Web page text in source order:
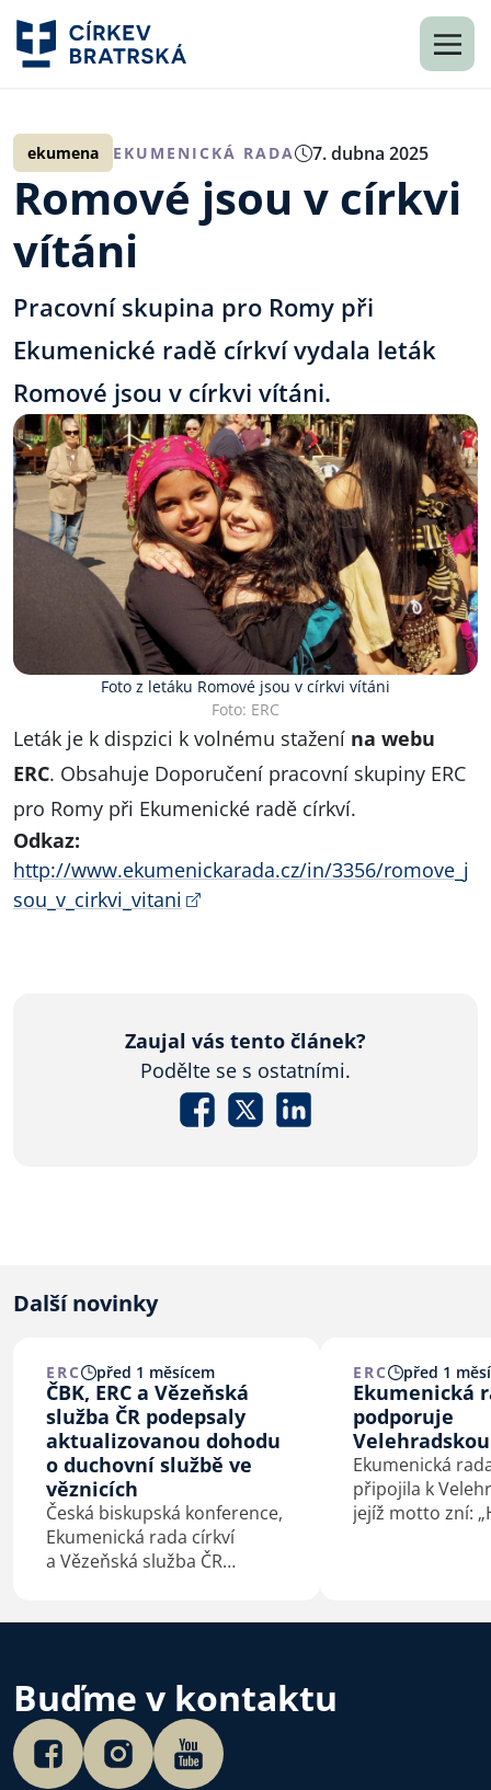
ekumena EKUMENICKÁ RADA 7. dubna 2025
Romové jsou v církvi
vítáni
Pracovní skupina pro Romy při
Ekumenické radě církví vydala leták
Romové jsou v církvi vítáni.
Foto z letáku Romové jsou v církvi vítáni
Foto: ERC
Leták je k dispzici k volnému stažení na webu
ERC. Obsahuje Doporučení pracovní skupiny ERC
pro Romy při Ekumenické radě církví.
Odkaz:
http://www.ekumenickarada.cz/in/3356/romove_j
sou_v_cirkvi_vitani
Zaujal vás tento článek?
Podělte se s ostatními.
Další novinky
ERC před 1 měsícem
ČBK, ERC a Vězeňská
služba ČR podepsaly
aktualizovanou dohodu
o duchovní službě ve
věznicích
Česká biskupská konference,
Ekumenická rada církví
a Vězeňská služba ČR
ERC před 1
Ekumenická
podporuje
Ekumenická
připojila k
jejíž motto zní:
Buďme v kontaktu